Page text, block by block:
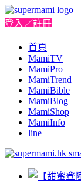
登入／註冊
首頁
MamiTV
MamiPro
MamiTrend
MamiBible
MamiBlog
MamiShop
MamiInfo
line